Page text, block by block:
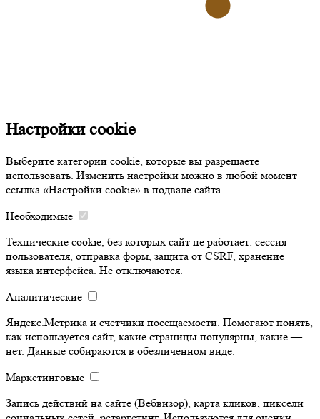
Настройки cookie
Выберите категории cookie, которые вы разрешаете
использовать. Изменить настройки можно в любой момент —
ссылка «Настройки cookie» в подвале сайта.
Необходимые
Технические cookie, без которых сайт не работает: сессия
пользователя, отправка форм, защита от CSRF, хранение
языка интерфейса. Не отключаются.
Аналитические
Яндекс.Метрика и счётчики посещаемости. Помогают понять,
как используется сайт, какие страницы популярны, какие —
нет. Данные собираются в обезличенном виде.
Маркетинговые
Запись действий на сайте (Вебвизор), карта кликов, пиксели